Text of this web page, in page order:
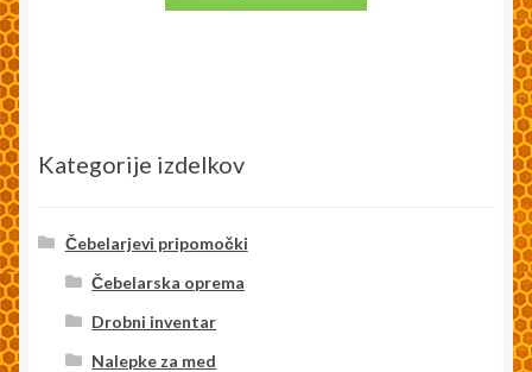
Kategorije izdelkov
Čebelarjevi pripomočki
Čebelarska oprema
Drobni inventar
Nalepke za med